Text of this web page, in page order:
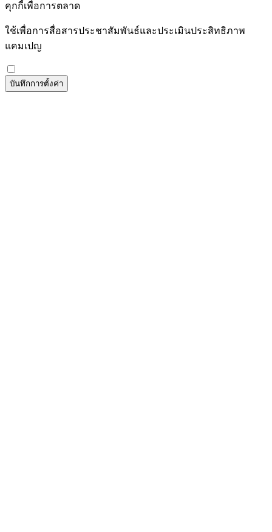
คุกกี้เพื่อการตลาด
ใช้เพื่อการสื่อสารประชาสัมพันธ์และประเมินประสิทธิภาพ
แคมเปญ
บันทึกการตั้งค่า